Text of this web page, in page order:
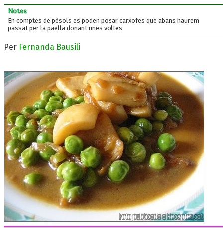
Notes
En comptes de pèsols es poden posar carxofes que abans haurem
passat per la paella donant unes voltes.
Per Fernanda Bausili